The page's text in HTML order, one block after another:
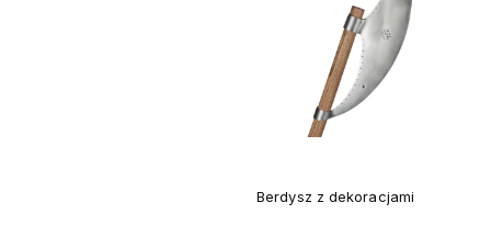
Berdysz z dekoracjami